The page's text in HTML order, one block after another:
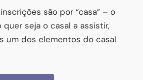
são por “casa” – o
quer seja o casal a assistir,
um dos elementos do casal